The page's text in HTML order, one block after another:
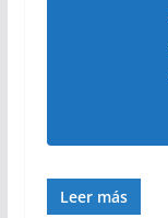
Leer más